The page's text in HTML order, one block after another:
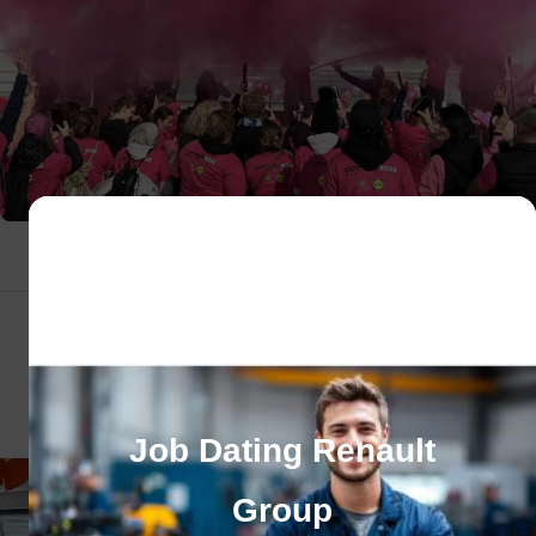
Job Dating Renault
Group
CES ACTUALITÉS POURRAIENT VOUS
INTÉRESSER